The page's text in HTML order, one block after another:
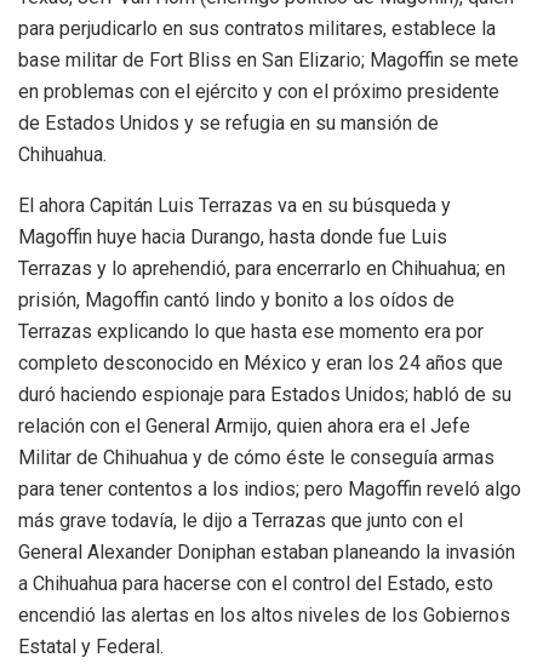
para perjudicarlo en sus contratos militares, establece la
base militar de Fort Bliss en San Elizario; Magoffin se mete
en problemas con el ejército y con el próximo presidente
de Estados Unidos y se refugia en su mansión de
Chihuahua.
El ahora Capitán Luis Terrazas va en su búsqueda y
Magoffin huye hacia Durango, hasta donde fue Luis
Terrazas y lo aprehendió, para encerrarlo en Chihuahua; en
prisión, Magoffin cantó lindo y bonito a los oídos de
Terrazas explicando lo que hasta ese momento era por
completo desconocido en México y eran los 24 años que
duró haciendo espionaje para Estados Unidos; habló de su
relación con el General Armijo, quien ahora era el Jefe
Militar de Chihuahua y de cómo éste le conseguía armas
para tener contentos a los indios; pero Magoffin reveló algo
más grave todavía, le dijo a Terrazas que junto con el
General Alexander Doniphan estaban planeando la invasión
a Chihuahua para hacerse con el control del Estado, esto
encendió las alertas en los altos niveles de los Gobiernos
Estatal y Federal.